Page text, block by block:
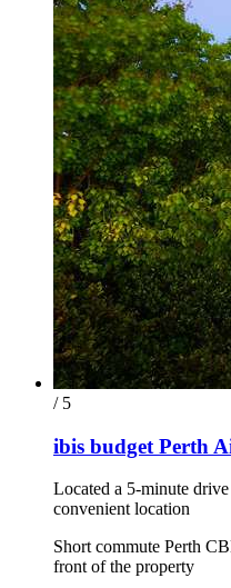
/ 5
ibis budget Perth
Located a 5-minute
convenient location
Short commute Perth
front of the property